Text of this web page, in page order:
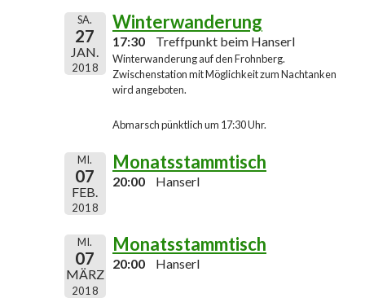
SA.
27
JAN.
2018
Winterwanderung
17:30 Treffpunkt beim Hanserl
Winterwanderung auf den Frohnberg.
Zwischenstation mit Möglichkeit zum Nachtanken
wird angeboten.
Abmarsch pünktlich um 17:30 Uhr.
MI.
07
FEB.
2018
Monatsstammtisch
20:00 Hanserl
MI.
07
MÄRZ
2018
Monatsstammtisch
20:00 Hanserl